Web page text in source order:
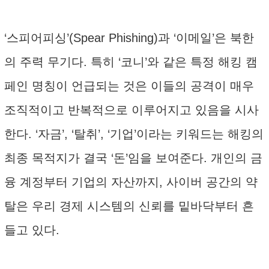
‘스피어피싱’(Spear Phishing)과 ‘이메일’은 북한
의 주력 무기다. 특히 ‘코니’와 같은 특정 해킹 캠
페인 명칭이 언급되는 것은 이들의 공격이 매우
조직적이고 반복적으로 이루어지고 있음을 시사
한다. ‘자금’, ‘탈취’, ‘기업’이라는 키워드는 해킹의
최종 목적지가 결국 ‘돈’임을 보여준다. 개인의 금
융 계정부터 기업의 자산까지, 사이버 공간의 약
탈은 우리 경제 시스템의 신뢰를 밑바닥부터 흔
들고 있다.